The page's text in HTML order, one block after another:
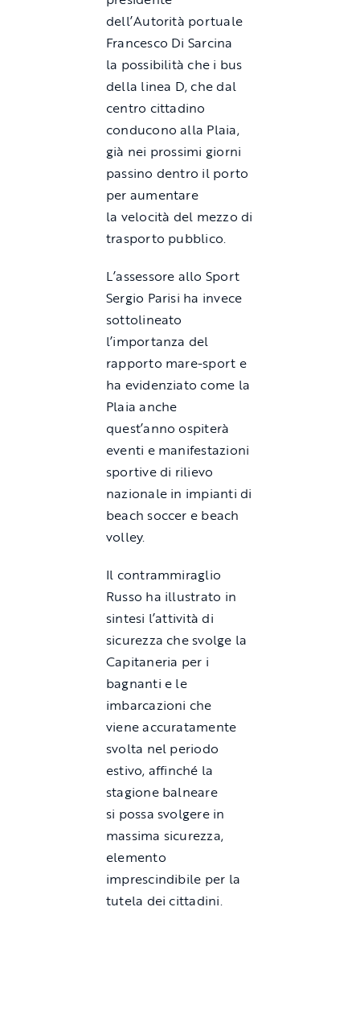
dell’Autorità portuale
Francesco Di Sarcina
la possibilità che i bus
della linea D, che dal
centro cittadino
conducono alla Plaia,
già nei prossimi giorni
passino dentro il porto
per aumentare
la velocità del mezzo di
trasporto pubblico.
L’assessore allo Sport
Sergio Parisi ha invece
sottolineato
l’importanza del
rapporto mare-sport e
ha evidenziato come la
Plaia anche
quest’anno ospiterà
eventi e manifestazioni
sportive di rilievo
nazionale in impianti di
beach soccer e beach
volley.
Il contrammiraglio
Russo ha illustrato in
sintesi l’attività di
sicurezza che svolge la
Capitaneria per i
bagnanti e le
imbarcazioni che
viene accuratamente
svolta nel periodo
estivo, affinché la
stagione balneare
si possa svolgere in
massima sicurezza,
elemento
imprescindibile per la
tutela dei cittadini.